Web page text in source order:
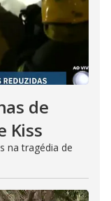
de
Kiss
na tragédia de